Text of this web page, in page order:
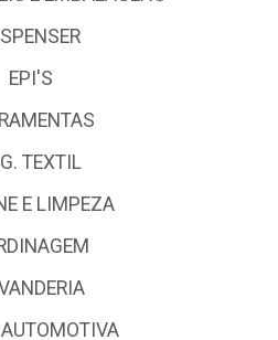
EPI'S
TEXTIL
E LIMPEZA